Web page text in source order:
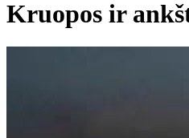
Kruopos ir